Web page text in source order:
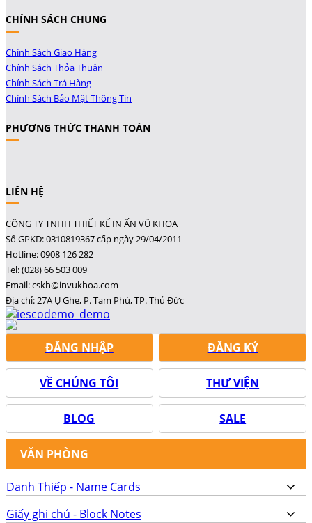
CHÍNH SÁCH CHUNG
Chính Sách Giao Hàng
Chính Sách Thỏa Thuận
Chính Sách Trả Hàng
Chính Sách Bảo Mật Thông Tin
PHƯƠNG THỨC THANH TOÁN
LIÊN HỆ
CÔNG TY TNHH THIẾT KẾ IN ẤN VŨ KHOA
Số GPKD: 0310819367 cấp ngày 29/04/2011
Hotline: 0908 126 282
Tel: (028) 66 503 009
Email: cskh@invukhoa.com
Địa chỉ: 27A Ụ Ghe, P. Tam Phú, TP. Thủ Đức
ĐĂNG NHẬP ĐĂNG KÝ
VỀ CHÚNG TÔI THƯ VIỆN
BLOG SALE
VĂN PHÒNG
Danh Thiếp - Name Cards
Giấy ghi chú - Block Notes